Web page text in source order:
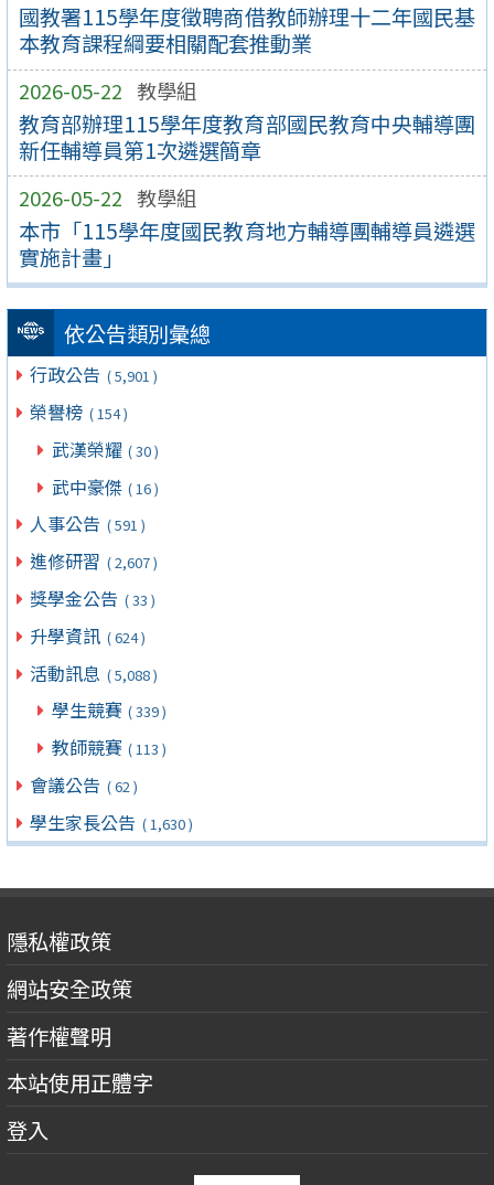
國教署115學年度徵聘商借教師辦理十二年國民基
本教育課程綱要相關配套推動業
2026-05-22 教學組
教育部辦理115學年度教育部國民教育中央輔導團
新任輔導員第1次遴選簡章
2026-05-22 教學組
本市「115學年度國民教育地方輔導團輔導員遴選
實施計畫」
依公告類別彙總
行政公告 ( 5,901 )
榮譽榜 ( 154 )
武漢榮耀 ( 30 )
武中豪傑 ( 16 )
人事公告 ( 591 )
進修研習 ( 2,607 )
獎學金公告 ( 33 )
升學資訊 ( 624 )
活動訊息 ( 5,088 )
學生競賽 ( 339 )
教師競賽 ( 113 )
會議公告 ( 62 )
學生家長公告 ( 1,630 )
隱私權政策
網站安全政策
著作權聲明
本站使用正體字
登入